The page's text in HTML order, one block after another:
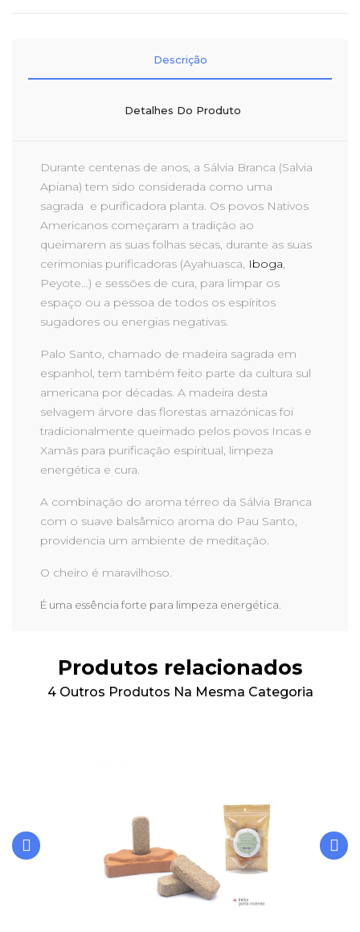
Descrição
Detalhes Do Produto
Durante centenas de anos, a Sálvia Branca (Salvia
Apiana) tem sido considerada como uma
sagrada e purificadora planta. Os povos Nativos
Americanos começaram a tradição ao
queimarem as suas folhas secas, durante as suas
cerimonias purificadoras (Ayahuasca, Iboga,
Peyote…) e sessões de cura, para limpar os
espaço ou a pessoa de todos os espíritos
sugadores ou energias negativas.
Palo Santo, chamado de madeira sagrada em
espanhol, tem também feito parte da cultura sul
americana por décadas. A madeira desta
selvagem árvore das florestas amazónicas foi
tradicionalmente queimado pelos povos Incas e
Xamãs para purificação espiritual, limpeza
energética e cura.
A combinação do aroma térreo da Sálvia Branca
com o suave balsâmico aroma do Pau Santo,
providencia um ambiente de meditação.
O cheiro é maravilhoso.
É uma essência forte para limpeza energética.
Produtos relacionados
4 Outros Produtos Na Mesma Categoria